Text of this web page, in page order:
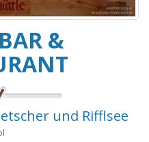
&
und Rifflsee